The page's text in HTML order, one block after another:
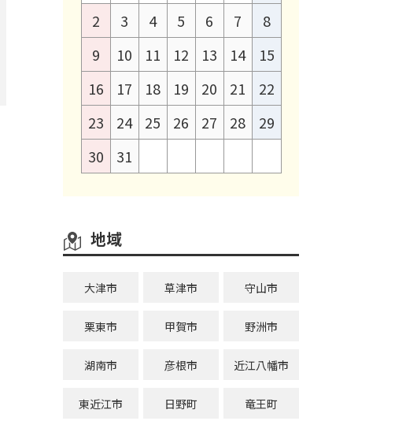
2
3 4 5 6 7
8
9
10 11 12 13 14
15
16
17 18 19 20 21
22
23
24 25 26 27 28
29
30
31
地域
大津市 草津市 守山市
栗東市 甲賀市 野洲市
湖南市 彦根市 近江八幡市
東近江市 日野町 竜王町